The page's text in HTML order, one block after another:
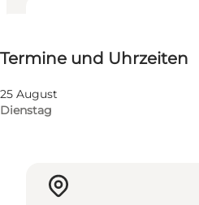
Termine und Uhrzeiten
25 August
Dienstag